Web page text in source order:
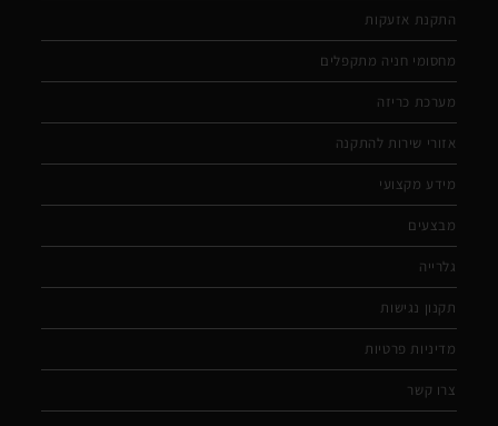
התקנת אזעקות
מחסומי חניה מתקפלים
מערכת כריזה
אזורי שירות להתקנה
מידע מקצועי
מבצעים
גלרייה
תקנון נגישות
מדיניות פרטיות
צרו קשר